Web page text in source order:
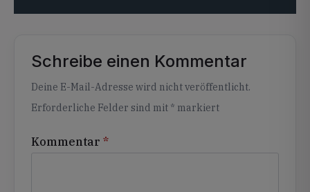
Schreibe einen Kommentar
Deine E-Mail-Adresse wird nicht veröffentlicht.
Erforderliche Felder sind mit * markiert
Kommentar *
Alternative: